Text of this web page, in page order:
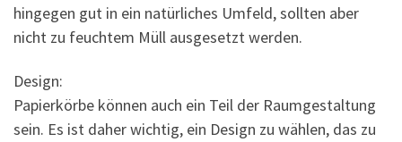
hingegen gut in ein natürliches Umfeld, sollten aber
nicht zu feuchtem Müll ausgesetzt werden.
Design:
Papierkörbe können auch ein Teil der Raumgestaltung
sein. Es ist daher wichtig, ein Design zu wählen, das zu